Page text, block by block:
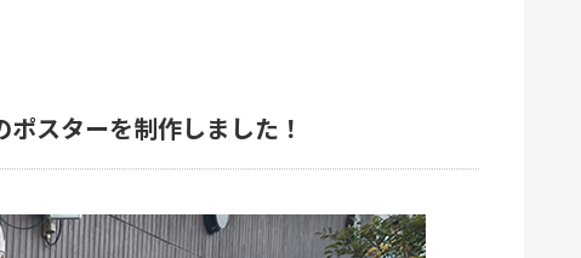
スターを制作しました！